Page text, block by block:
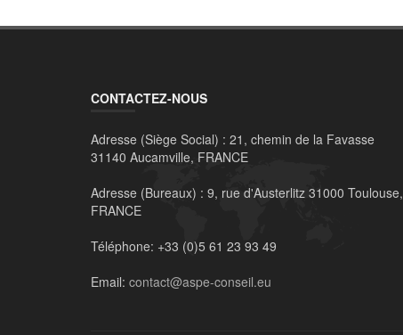
CONTACTEZ-NOUS
Adresse (Siège Social) : 21, chemin de la Favasse
31140 Aucamville, FRANCE
Adresse (Bureaux) : 9, rue d'Austerlitz 31000 Toulouse,
FRANCE
Téléphone: +33 (0)5 61 23 93 49
Email: contact@aspe-conseil.eu